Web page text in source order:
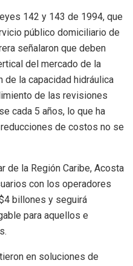
142 y 143 de 1994, que
público domiciliario de
señalaron que deben
del mercado de la
de la capacidad hidráulica
de las revisiones
cada 5 años, lo que ha
de costos no se
de la Región Caribe, Acosta
con los operadores
billones y seguirá
para aquellos e
en soluciones de